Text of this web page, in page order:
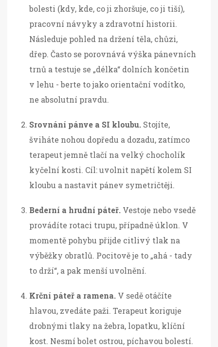
bolesti (kdy, kde, co ji zhoršuje, co ji tiší),
pracovní návyky a zdravotní historii.
Následuje pohled na držení těla, chůzi,
dřep. Často se porovnává výška pánevních
trnů a testuje se „délka“ dolních končetin
v lehu - berte to jako orientační vodítko,
ne absolutní pravdu.
Srovnání pánve a SI kloubu. Stojíte,
šviháte nohou dopředu a dozadu, zatímco
terapeut jemně tlačí na velký chocholík
kyčelní kosti. Cíl: uvolnit napětí kolem SI
kloubu a nastavit pánev symetričtěji.
Bederní a hrudní páteř. Vestoje nebo vsedě
provádíte rotaci trupu, případně úklon. V
momentě pohybu přijde citlivý tlak na
výběžky obratlů. Pocitově je to „ahá - tady
to drží“, a pak menší uvolnění.
Krční páteř a ramena. V sedě otáčíte
hlavou, zvedáte paži. Terapeut koriguje
drobnými tlaky na žebra, lopatku, klíční
kost. Nesmí bolet ostrou, píchavou bolestí.